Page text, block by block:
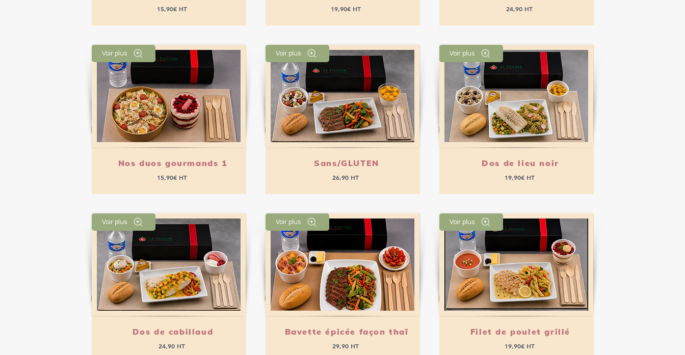
15,90€ HT
Passer commande
Voir plus
Nos duos gourmands 1
15,90€ HT
Passer commande
Voir plus
Dos de cabillaud
24,90 HT
19,90€ HT
Passer commande
Voir plus
Sans/GLUTEN
26,90 HT
Passer commande
Voir plus
Bavette épicée façon thaï
29,90 HT
24,90 HT
Passer commande
Voir plus
Dos de lieu noir
19,90€ HT
Passer commande
Voir plus
Filet de poulet grillé
19,90€ HT